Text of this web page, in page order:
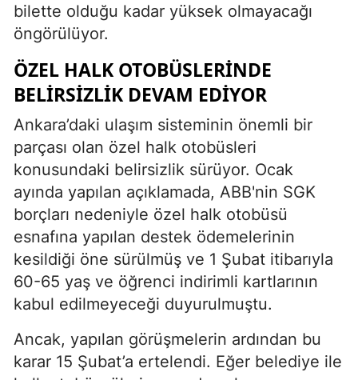
bilette olduğu kadar yüksek olmayacağı
öngörülüyor.
ÖZEL HALK OTOBÜSLERINDE
BELIRSIZLIK DEVAM EDIYOR
Ankara’daki ulaşım sisteminin önemli bir
parçası olan özel halk otobüsleri
konusundaki belirsizlik sürüyor. Ocak
ayında yapılan açıklamada, ABB'nin SGK
borçları nedeniyle özel halk otobüsü
esnafına yapılan destek ödemelerinin
kesildiği öne sürülmüş ve 1 Şubat itibarıyla
60-65 yaş ve öğrenci indirimli kartlarının
kabul edilmeyeceği duyurulmuştu.
Ancak, yapılan görüşmelerin ardından bu
karar 15 Şubat’a ertelendi. Eğer belediye ile